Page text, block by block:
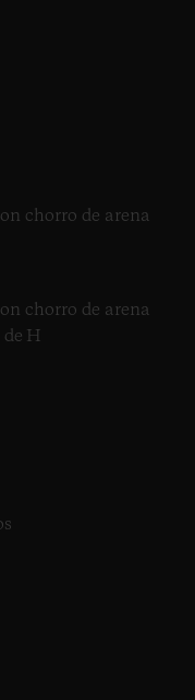
chorro de arena
chorro de arena
H